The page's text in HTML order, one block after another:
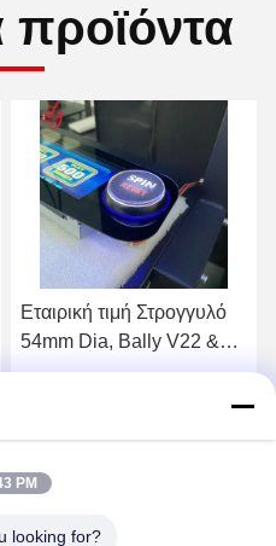
Κουμπί Bally, στρογγυλό
54mm Dia, Bally V22 &
V32 (SP-RND-Bally)
Πάρτε την καλύτερη τιμή
PM
looking for?